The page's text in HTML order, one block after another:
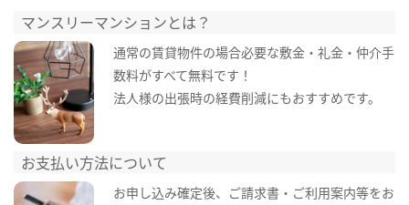
マンスリーマンションとは？
通常の賃貸物件の場合必要な敷金・礼金・仲介手
数料がすべて無料です！
法人様の出張時の経費削減にもおすすめです。
お支払い方法について
お申し込み確定後、ご請求書・ご利用案内等をお